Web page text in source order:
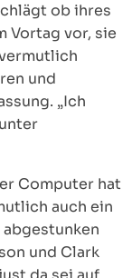
ob ihres
Vortag vor, sie
und
„Ich
Computer hat
auch ein
und Clark